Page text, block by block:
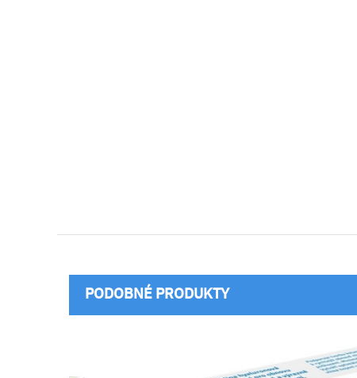
PODOBNÉ PRODUKTY